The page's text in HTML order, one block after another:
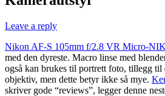
Leave a reply
Nikon AF-S 105mm f/2.8 VR Micro-
med den dyreste. Macro linse med
også kan brukes til portrett foto, tillegg
objektiv, men dette betyr ikke så mye.
skriver gode “reviews”, legger denne